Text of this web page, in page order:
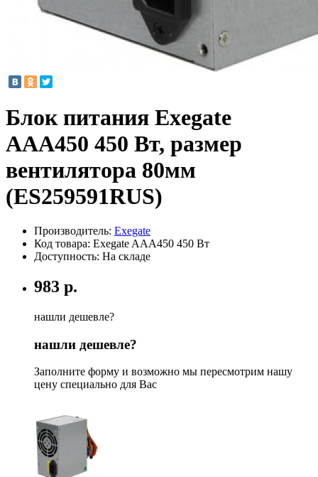
Блок питания Exegate
AAA450 450 Вт, размер
вентилятора 80мм
(ES259591RUS)
Производитель: Exegate
Код товара: Exegate AAA450 450 Вт
Доступность: На складе
983 р.
нашли дешевле?
нашли дешевле?
Заполните форму и возможно мы пересмотрим нашу
цену специально для Вас